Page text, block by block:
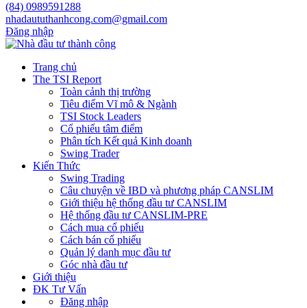
(84) 0989591288
nhadaututhanhcong.com@gmail.com
Đăng nhập
Trang chủ
The TSI Report
Toàn cảnh thị trường
Tiêu điểm Vĩ mô & Ngành
TSI Stock Leaders
Cổ phiếu tâm điểm
Phân tích Kết quả Kinh doanh
Swing Trader
Kiến Thức
Swing Trading
Câu chuyện về IBD và phương pháp CANSLIM
Giới thiệu hệ thống đầu tư CANSLIM
Hệ thống đầu tư CANSLIM-PRE
Cách mua cổ phiếu
Cách bán cổ phiếu
Quản lý danh mục đầu tư
Góc nhà đầu tư
Giới thiệu
ĐK Tư Vấn
Đăng nhập